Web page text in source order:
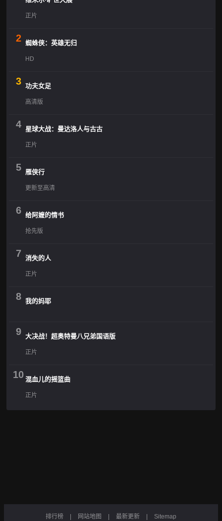
正片
2 蜘蛛侠：英雄无归
HD
3 功夫女足
高清版
4 星球大战：曼达洛人与古古
正片
5 雁侠行
更新至高清
6 给阿嬷的情书
抢先版
7 消失的人
正片
8 我的妈耶
9 大决战！超奥特曼八兄弟国语版
正片
10 混血儿的摇篮曲
正片
排行榜 网站地图 最新更新 Sitemap